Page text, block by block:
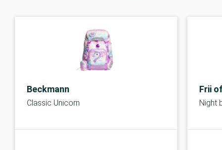
Beckmann
Classic Unicorn
Frii
Night